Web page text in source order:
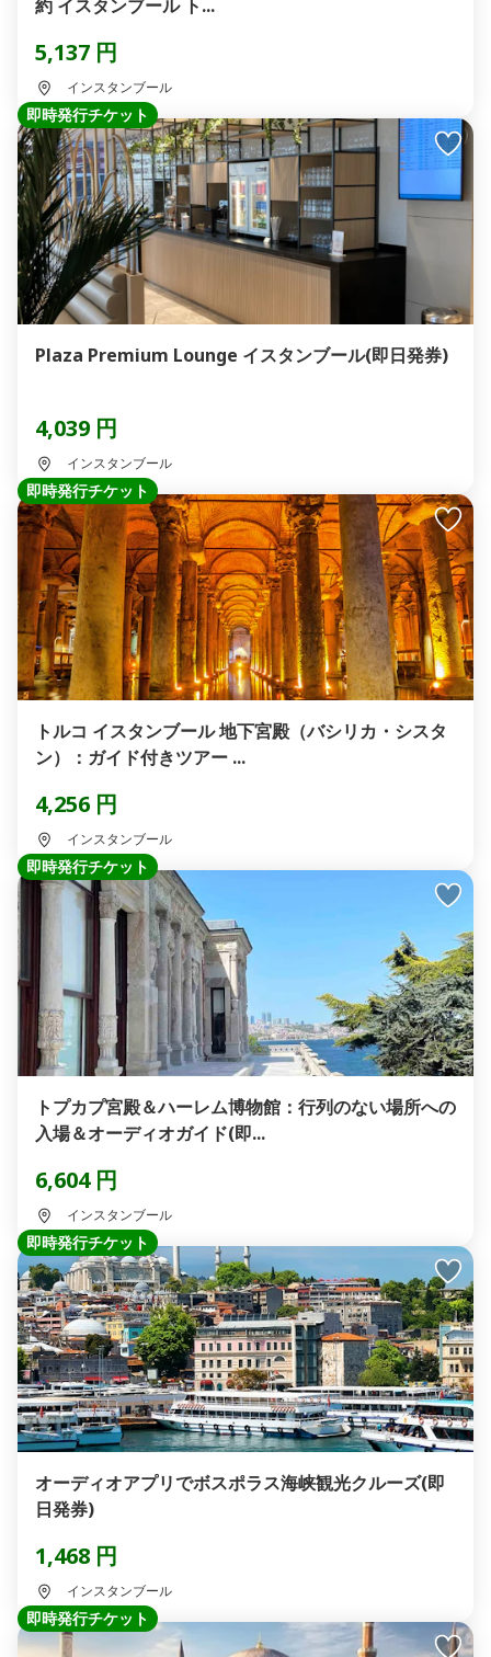
約 イスタンブール ト...
5,137 円
インスタンブール
即時発行チケット
Plaza Premium Lounge イスタンブール(即日発券)
4,039 円
インスタンブール
即時発行チケット
トルコ イスタンブール 地下宮殿（バシリカ・シスタ
ン）：ガイド付きツアー ...
4,256 円
インスタンブール
即時発行チケット
トプカプ宮殿＆ハーレム博物館：行列のない場所への
入場＆オーディオガイド(即...
6,604 円
インスタンブール
即時発行チケット
オーディオアプリでボスポラス海峡観光クルーズ(即
日発券)
1,468 円
インスタンブール
即時発行チケット